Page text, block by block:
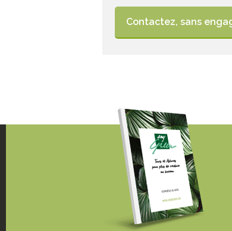
Contactez, sans